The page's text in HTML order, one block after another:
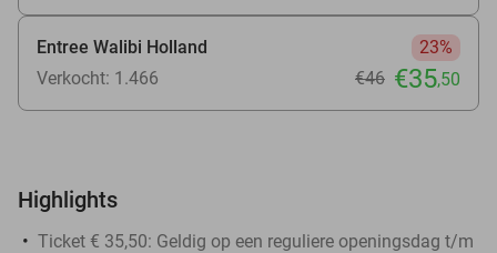
Entree Walibi Holland
23%
Verkocht: 1.466
€46 €35,50
Highlights
Ticket € 35,50: Geldig op een reguliere openingsdag t/m